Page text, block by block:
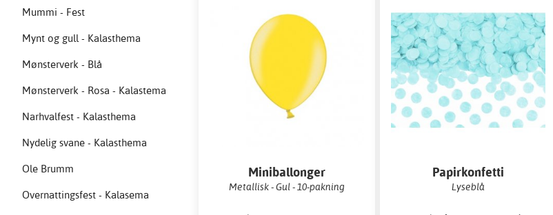
Mummi - Fest
Mynt og gull - Kalasthema
Mønsterverk - Blå
Mønsterverk - Rosa - Kalastema
Narhvalfest - Kalasthema
Nydelig svane - Kalasthema
Ole Brumm
Overnattingsfest - Kalasema
Miniballonger
Metallisk - Gul - 10-pakning
Papirkonfetti
Lyseblå